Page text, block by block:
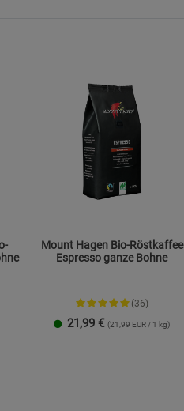
Mount Hagen Bio-Röstkaffee
Espresso ganze Bohne
(36)
21,99 € (21,99 EUR / 1 kg)